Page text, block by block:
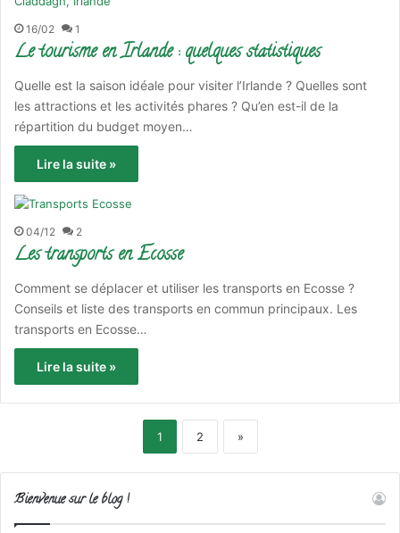
16/02 1
Le tourisme en Irlande : quelques statistiques
Quelle est la saison idéale pour visiter l’Irlande ? Quelles sont
les attractions et les activités phares ? Qu’en est-il de la
répartition du budget moyen…
Lire la suite »
04/12 2
Les transports en Ecosse
Comment se déplacer et utiliser les transports en Ecosse ?
Conseils et liste des transports en commun principaux. Les
transports en Ecosse…
Lire la suite »
1 2 »
Bienvenue sur le blog !